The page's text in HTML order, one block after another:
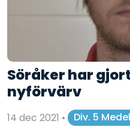
Söråker har
nyförvärv
14 dec 2021 •
Div. 5